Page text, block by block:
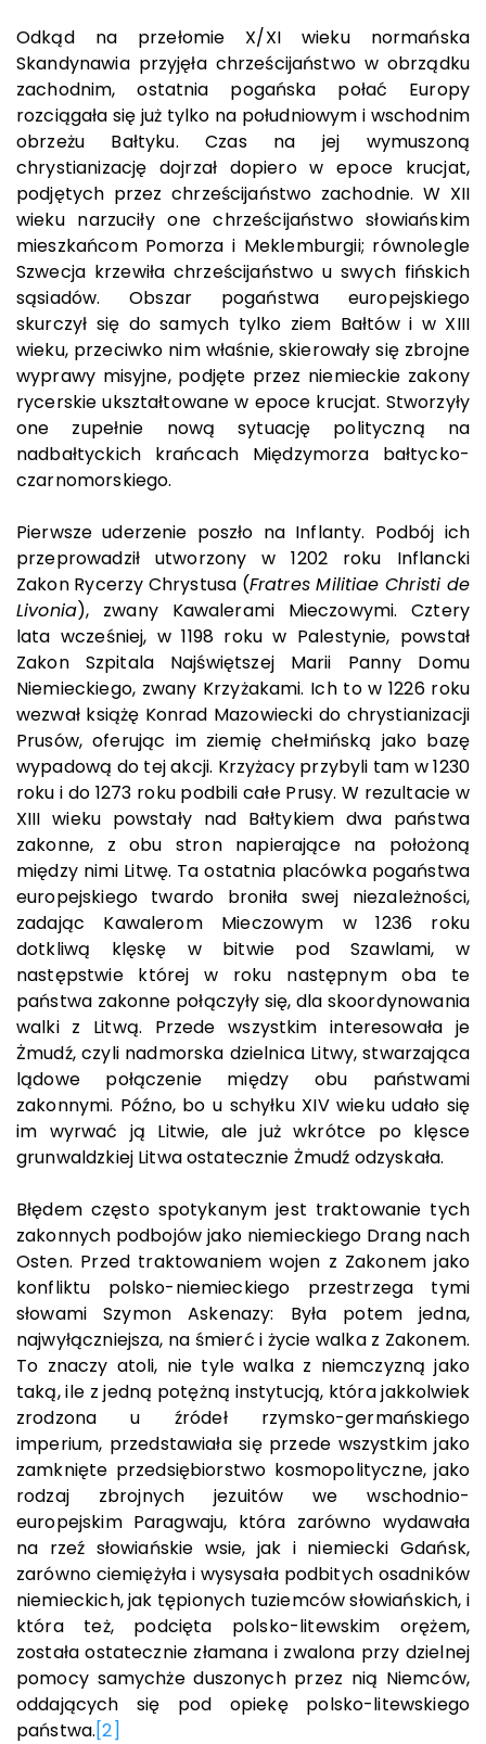
Odkąd na przełomie X/XI wieku normańska
Skandynawia przyjęła chrześcijaństwo w obrządku
zachodnim, ostatnia pogańska połać Europy
rozciągała się już tylko na południowym i wschodnim
obrzeżu Bałtyku. Czas na jej wymuszoną
chrystianizację dojrzał dopiero w epoce krucjat,
podjętych przez chrześcijaństwo zachodnie. W XII
wieku narzuciły one chrześcijaństwo słowiańskim
mieszkańcom Pomorza i Meklemburgii; równolegle
Szwecja krzewiła chrześcijaństwo u swych fińskich
sąsiadów. Obszar pogaństwa europejskiego
skurczył się do samych tylko ziem Bałtów i w XIII
wieku, przeciwko nim właśnie, skierowały się zbrojne
wyprawy misyjne, podjęte przez niemieckie zakony
rycerskie ukształtowane w epoce krucjat. Stworzyły
one zupełnie nową sytuację polityczną na
nadbałtyckich krańcach Międzymorza bałtycko-
czarnomorskiego.
Pierwsze uderzenie poszło na Inflanty. Podbój ich
przeprowadził utworzony w 1202 roku Inflancki
Zakon Rycerzy Chrystusa (Fratres Militiae Christi de
Livonia), zwany Kawalerami Mieczowymi. Cztery
lata wcześniej, w 1198 roku w Palestynie, powstał
Zakon Szpitala Najświętszej Marii Panny Domu
Niemieckiego, zwany Krzyżakami. Ich to w 1226 roku
wezwał książę Konrad Mazowiecki do chrystianizacji
Prusów, oferując im ziemię chełmińską jako bazę
wypadową do tej akcji. Krzyżacy przybyli tam w 1230
roku i do 1273 roku podbili całe Prusy. W rezultacie w
XIII wieku powstały nad Bałtykiem dwa państwa
zakonne, z obu stron napierające na położoną
między nimi Litwę. Ta ostatnia placówka pogaństwa
europejskiego twardo broniła swej niezależności,
zadając Kawalerom Mieczowym w 1236 roku
dotkliwą klęskę w bitwie pod Szawlami, w
następstwie której w roku następnym oba te
państwa zakonne połączyły się, dla skoordynowania
walki z Litwą. Przede wszystkim interesowała je
Żmudź, czyli nadmorska dzielnica Litwy, stwarzająca
lądowe połączenie między obu państwami
zakonnymi. Późno, bo u schyłku XIV wieku udało się
im wyrwać ją Litwie, ale już wkrótce po klęsce
grunwaldzkiej Litwa ostatecznie Żmudź odzyskała.
Błędem często spotykanym jest traktowanie tych
zakonnych podbojów jako niemieckiego Drang nach
Osten. Przed traktowaniem wojen z Zakonem jako
konfliktu polsko-niemieckiego przestrzega tymi
słowami Szymon Askenazy: Była potem jedna,
najwyłączniejsza, na śmierć i życie walka z Zakonem.
To znaczy atoli, nie tyle walka z niemczyzną jako
taką, ile z jedną potężną instytucją, która jakkolwiek
zrodzona u źródeł rzymsko-germańskiego
imperium, przedstawiała się przede wszystkim jako
zamknięte przedsiębiorstwo kosmopolityczne, jako
rodzaj zbrojnych jezuitów we wschodnio-
europejskim Paragwaju, która zarówno wydawała
na rzeź słowiańskie wsie, jak i niemiecki Gdańsk,
zarówno ciemiężyła i wysysała podbitych osadników
niemieckich, jak tępionych tuziemców słowiańskich, i
która też, podcięta polsko-litewskim orężem,
została ostatecznie złamana i zwalona przy dzielnej
pomocy samychże duszonych przez nią Niemców,
oddających się pod opiekę polsko-litewskiego
państwa.[2]